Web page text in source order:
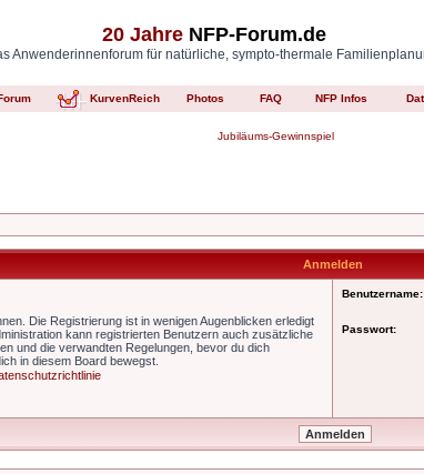
20 JahreNFP-Forum.de
Anwenderinnenforum für natürliche, sympto-thermale
KurvenReich Photos FAQ NFP Infos
Jubiläums-Gewinnspiel
Anmelden
Die Registrierung ist in wenigen Augenblicken erledigt
kann registrierten Benutzern auch zusätzliche
und die verwandten Regelungen, bevor du dich
in diesem Board bewegst.
Benutzername:
Passwort: